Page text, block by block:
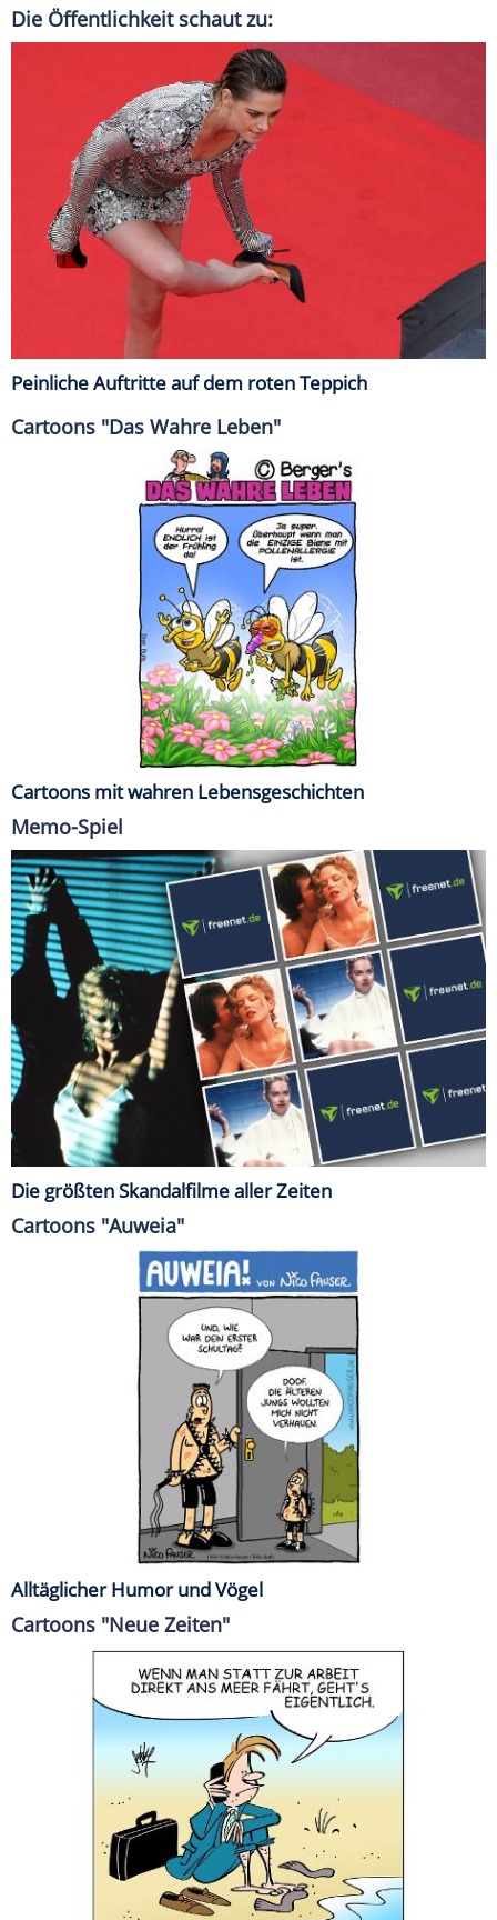
Die Öffentlichkeit schaut zu:
Peinliche Auftritte auf dem roten Teppich
Cartoons "Das Wahre Leben"
Cartoons mit wahren Lebensgeschichten
Memo-Spiel
Die größten Skandalfilme aller Zeiten
Cartoons "Auweia"
Alltäglicher Humor und Vögel
Cartoons "Neue Zeiten"